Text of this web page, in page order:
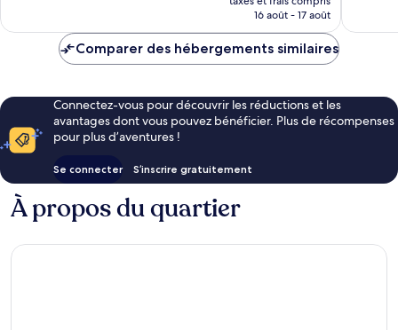
prix
de
16 août - 17 août
Comparer des hébergements similaires
Connectez-vous pour découvrir les réductions et les
avantages dont vous pouvez bénéficier. Plus de récompenses
pour plus d’aventures !
Se connecter S’inscrire gratuitement
À propos du quartier